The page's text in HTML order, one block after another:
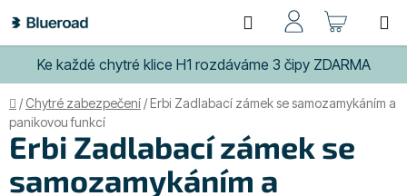
na
obsah
Ke každé chytré klice H1 rozdáváme 3 čipy ZDARMA
Hledat
KOŠÍK
Domů
/ Chytré zabezpečení /Erbi Zadlabací zámek se samozamykáním a
panikovou funkcí
Erbi Zadlabací zámek se
samozamykáním a